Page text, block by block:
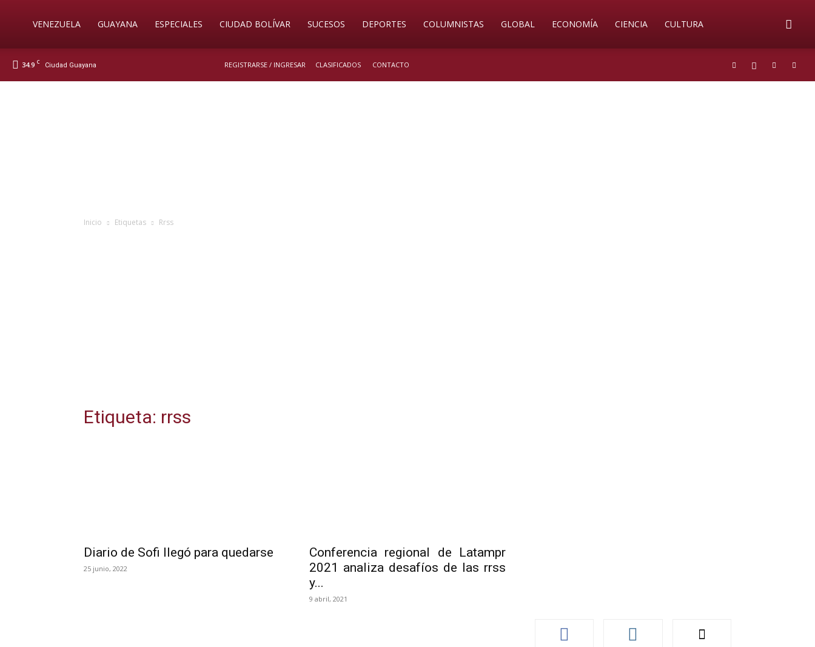
SoyVENEZUELA GUAYANA ESPECIALES CIUDAD BOLÍVAR SUCESOS DEPORTES COLUMNISTAS GLOBAL ECONOMÍA CIENCIA CULTURA
34.9 C Ciudad Guayana REGISTRARSE / INGRESAR CLASIFICADOS CONTACTO
Inicio Etiquetas Rrss
Etiqueta: rrss
Diario de Sofi llegó para quedarse
25 junio, 2022
Conferencia regional de Latampr
2021 analiza desafíos de las rrss
y...
9 abril, 2021